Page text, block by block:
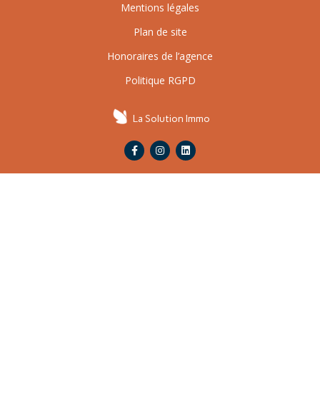
Mentions légales
Plan de site
Honoraires de l’agence
Politique RGPD
La Solution Immo